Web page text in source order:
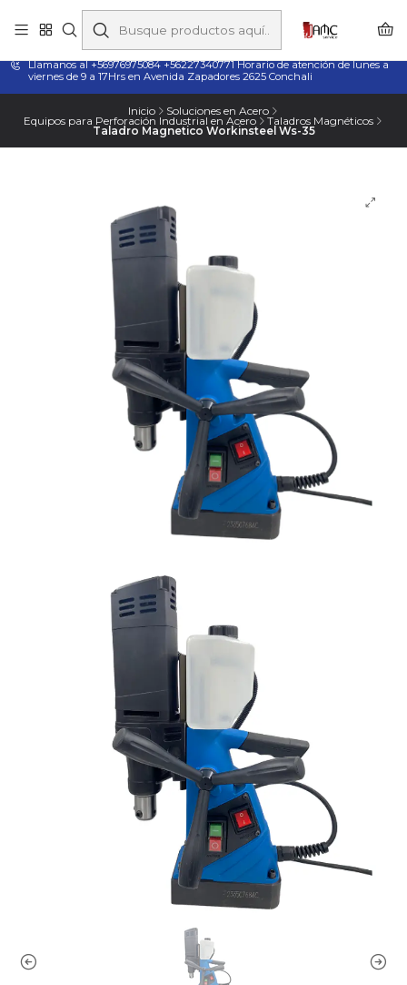
Taladros Magnéticos en Chile | Venta, Arriendo y Servicio
Técnico
Llamanos al +56976975084 +56227340771 Horario de atención de lunes a
viernes de 9 a 17Hrs en Avenida Zapadores 2625 Conchali
Inicio Soluciones en Acero
Equipos para Perforación Industrial en Acero Taladros Magnéticos
Taladro Magnetico Workinsteel Ws-35